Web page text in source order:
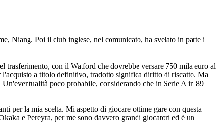
Niang. Poi il club inglese, nel comunicato, ha svelato in parte i
trasferimento, con il Watford che dovrebbe versare 750 mila euro al
a titolo definitivo, tradotto significa diritto di riscatto. Ma
poco probabile, considerando che in Serie A in 89
per la mia scelta. Mi aspetto di giocare ottime gare con questa
e Pereyra, per me sono davvero grandi giocatori ed è un